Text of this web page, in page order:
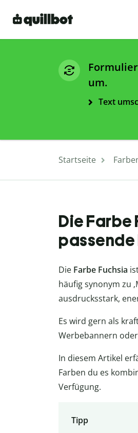
um.
Text
Startseite
Die Farbe
passende
Die Farbe Fuchsia
häufig synonym zu
ausdrucksstark,
Es wird gern als
Werbebannern oder
In diesem Artikel
Farben du es
Verfügung.
Tipp